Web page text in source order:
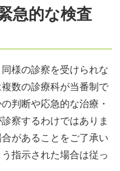
急的な検査
様の診察を受けられな
数の診療科が当番制で
判断や応急的な治療・
察するわけではありま
があることをご了承い
指示された場合は従っ